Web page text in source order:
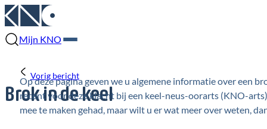
Mijn KNO
Brok in de keel
Op deze pagina geven we u algemene informatie over een
recent voor deze klacht bij een keel-neus-oorarts (KNO-
mee te maken gehad, maar wilt u er wat meer over weten,
Vorig bericht